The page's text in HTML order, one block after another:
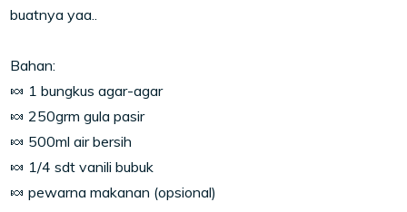
buatnya yaa..
Bahan:
🍬 1 bungkus agar-agar
🍬 250grm gula pasir
🍬 500ml air bersih
🍬 1/4 sdt vanili bubuk
🍬 pewarna makanan (opsional)